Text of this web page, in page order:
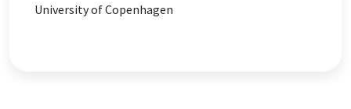
University of Copenhagen